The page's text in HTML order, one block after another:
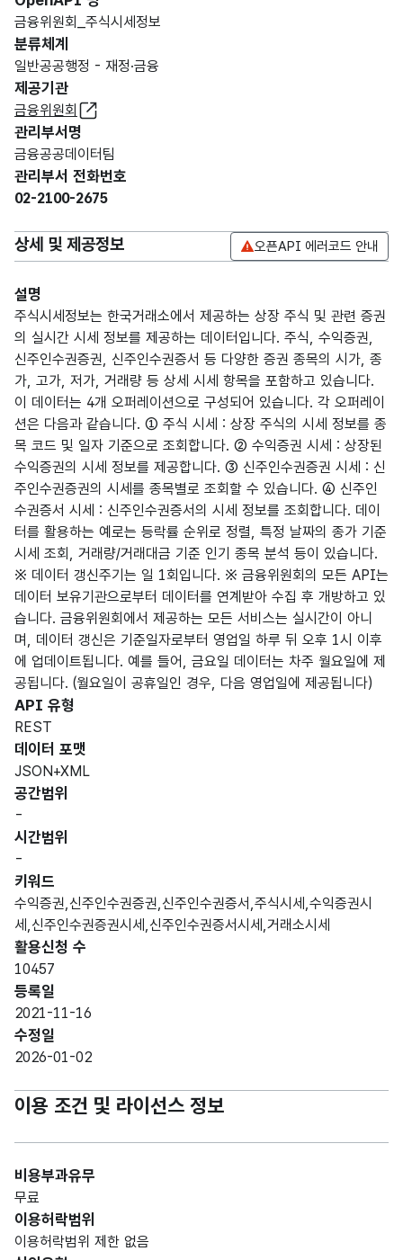
금융위원회_주식시세정보
분류체계
일반공공행정 - 재정·금융
제공기관
금융위원회
관리부서명
금융공공데이터팀
관리부서 전화번호
02-2100-2675
상세 및 제공정보 오픈API 에러코드 안내
설명
주식시세정보는 한국거래소에서 제공하는 상장 주식 및 관련 증권
의 실시간 시세 정보를 제공하는 데이터입니다. 주식, 수익증권,
신주인수권증권, 신주인수권증서 등 다양한 증권 종목의 시가, 종
가, 고가, 저가, 거래량 등 상세 시세 항목을 포함하고 있습니다.
이 데이터는 4개 오퍼레이션으로 구성되어 있습니다. 각 오퍼레이
션은 다음과 같습니다. ① 주식 시세 : 상장 주식의 시세 정보를 종
목 코드 및 일자 기준으로 조회합니다. ② 수익증권 시세 : 상장된
수익증권의 시세 정보를 제공합니다. ③ 신주인수권증권 시세 : 신
주인수권증권의 시세를 종목별로 조회할 수 있습니다. ④ 신주인
수권증서 시세 : 신주인수권증서의 시세 정보를 조회합니다. 데이
터를 활용하는 예로는 등락률 순위로 정렬, 특정 날짜의 종가 기준
시세 조회, 거래량/거래대금 기준 인기 종목 분석 등이 있습니다.
※ 데이터 갱신주기는 일 1회입니다. ※ 금융위원회의 모든 API는
데이터 보유기관으로부터 데이터를 연계받아 수집 후 개방하고 있
습니다. 금융위원회에서 제공하는 모든 서비스는 실시간이 아니
며, 데이터 갱신은 기준일자로부터 영업일 하루 뒤 오후 1시 이후
에 업데이트됩니다. 예를 들어, 금요일 데이터는 차주 월요일에 제
공됩니다. (월요일이 공휴일인 경우, 다음 영업일에 제공됩니다)
API 유형
REST
데이터 포맷
JSON+XML
공간범위
-
시간범위
-
키워드
수익증권,신주인수권증권,신주인수권증서,주식시세,수익증권시
세,신주인수권증권시세,신주인수권증서시세,거래소시세
활용신청 수
10457
등록일
2021-11-16
수정일
2026-01-02
이용 조건 및 라이선스 정보
비용부과유무
무료
이용허락범위
이용허락범위 제한 없음